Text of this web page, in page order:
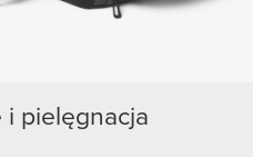
i pielęgnacja